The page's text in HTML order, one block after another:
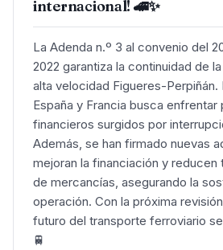
internacional! 🚄✨
La Adenda n.º 3 al convenio del
2022 garantiza la continuidad de
alta velocidad Figueres-
España y Francia busca enfrentar
financieros surgidos por
Además, se han firmado nuevas
mejoran la financiación y reducen
de mercancías, asegurando la
operación. Con la próxima revisión
futuro del transporte ferroviario
🚆